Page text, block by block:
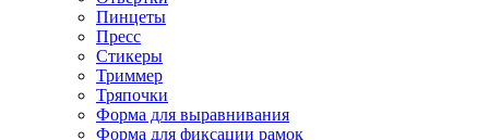
Пинцеты
Пресс
Стикеры
Триммер
Тряпочки
Форма для выравнивания
Форма для фиксации рамок